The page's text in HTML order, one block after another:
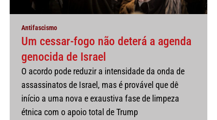
Antifascismo
Um cessar-fogo não deterá a agenda
genocida de Israel
O acordo pode reduzir a intensidade da onda de
assassinatos de Israel, mas é provável que dê
início a uma nova e exaustiva fase de limpeza
étnica com o apoio total de Trump